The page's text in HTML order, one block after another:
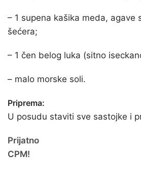
– 1 supena kašika meda, agave
šećera;
– 1 čen belog luka (sitno
– malo morske soli.
Priprema:
U posudu staviti sve sastojke i
Prijatno
CPM!